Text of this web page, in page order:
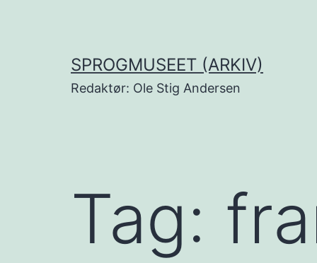
SPROGMUSEET (ARKIV)
Redaktør: Ole Stig Andersen
Tag: